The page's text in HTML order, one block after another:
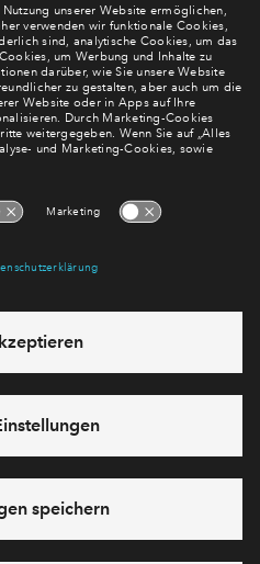
Anmeldung
keine Neuigkeiten
Laufenden – mit unserem
informieren wir Sie
weiterer Neubauprojekte.